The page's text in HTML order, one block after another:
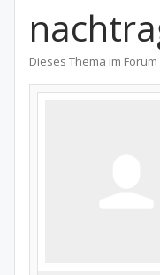
Dieses Thema im Forum